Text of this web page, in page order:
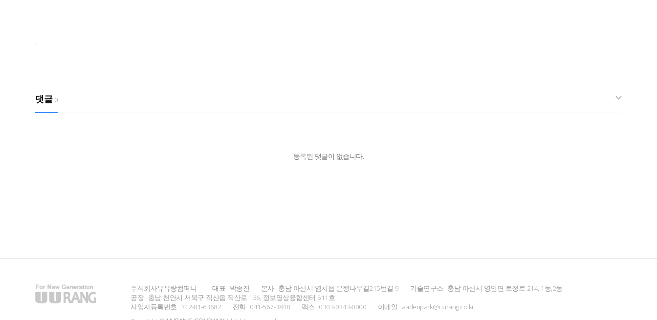
.
댓글 0
등록된 댓글이 없습니다.
주식회사유유랑컴퍼니 대표 박종진 본사 충남 아산시 염치읍 은행나무길215번길 9 기술연구소 충남 아산시 영인면 토정로 214, 1동,2동
공장 충남 천안시 서북구 직산읍 직산로 136, 정보영상융합센터 511호
사업자등록번호 312-81-63682 전화 041-567-3848 팩스 0303-0343-0000 이메일 aadenpark@uurang.co.kr